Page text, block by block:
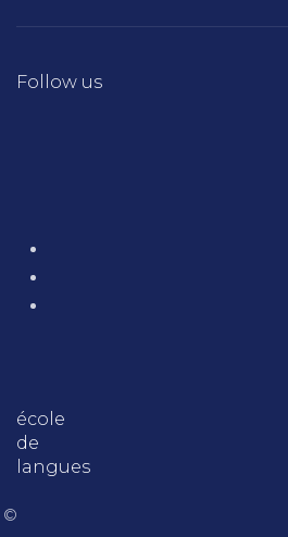
Follow us
école
de
langues
©